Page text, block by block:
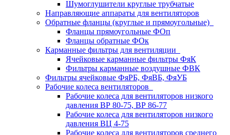
Шумоглушители круглые трубчатые
Направляющие аппараты для вентиляторов
Обратные фланцы (круглые и прямоугольные)
Фланцы прямоугольные ФОп
Фланцы обратные ФОк
Карманные фильтры для вентиляции
Ячейковые карманные фильтры ФяК
Фильтры карманные воздушные ФВК
Фильтры ячейковые ФяРБ, ФяВБ, ФяУБ
Рабочие колеса вентиляторов
Рабочие колеса для вентиляторов низкого
давления ВР 80-75, ВР 86-77
Рабочие колеса для вентиляторов низкого
давления ВЦ 4-75
Рабочие колеса для вентиляторов среднего